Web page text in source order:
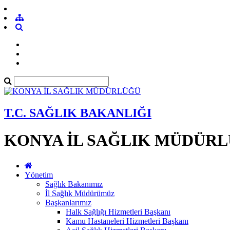
T.C. SAĞLIK BAKANLIĞI
KONYA İL SAĞLIK
Yönetim
Sağlık Bakanımız
İl Sağlık Müdürümüz
Başkanlarımız
Halk Sağlığı Hizmetleri Başkanı
Kamu Hastaneleri Hizmetleri Başkanı